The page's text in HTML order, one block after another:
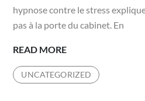
hypnose contre le stress
pas à la porte du cabinet. En
READ MOREQUELS
CONSEILS
UN
UNCATEGORIZED